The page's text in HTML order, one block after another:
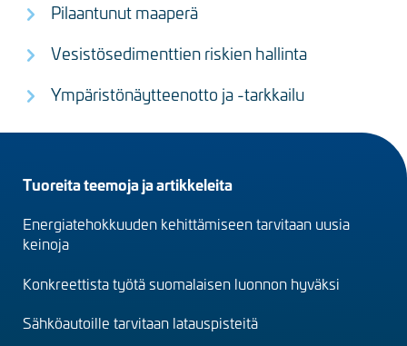
Pilaantunut maaperä
Vesistösedimenttien riskien hallinta
Ympäristönäytteenotto ja -tarkkailu
Footer
menu
(fi)
Tuoreita teemoja ja artikkeleita
Energiatehokkuuden kehittämiseen tarvitaan uusia
keinoja
Konkreettista työtä suomalaisen luonnon hyväksi
Sähköautoille tarvitaan latauspisteitä